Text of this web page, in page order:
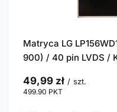
Matryca LG
900) / 40 pin LVDS /
49,99 zł / szt.
499.90 PKT